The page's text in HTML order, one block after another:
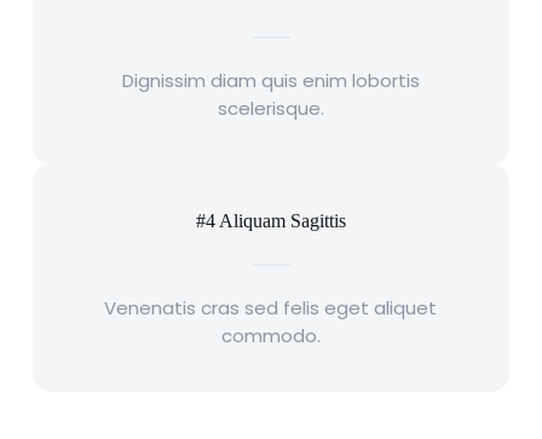
Dignissim diam quis enim lobortis
scelerisque.
#4 Aliquam Sagittis
Venenatis cras sed felis eget aliquet
commodo.